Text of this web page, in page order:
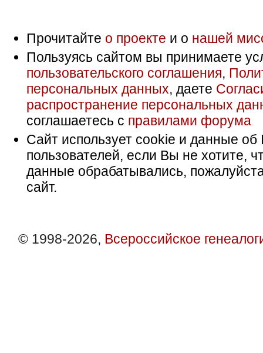
Прочитайте о проекте и о нашей
Пользуясь сайтом вы принимаете
пользовательского соглашения,
персональных данных, даете
распространение персональных
соглашаетесь с правилами форума
Сайт использует cookie и данные об
пользователей, если Вы не хотите,
данные обрабатывались,
сайт.
© 1998-2026, Всероссийское